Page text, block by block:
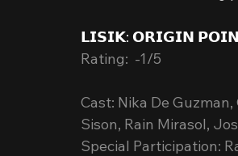
𝗟𝗜𝗦𝗜𝗞: 𝗢𝗥𝗜𝗚𝗜𝗡
Rating:  -1/5
Cast: Nika De
Sison, Rain Mirasol,
Special Participation: